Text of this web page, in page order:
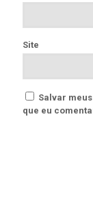
Site
Salvar
que eu